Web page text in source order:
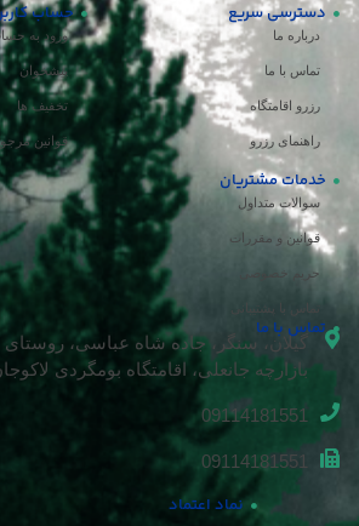
سریع
با ما
اقامتگاه
رزرو
حساب کاربری
ورود به حساب
پیشخوان
تخفیف ها
قوانین مرجوعی
مشتریان
متداول
و مقررات
خصوصی
با پشتیبانی
با ما
گیلان، سنگر، جاده شاه عباسی، روستای
بازارچه جانعلی، اقامتگاه بومگردی لاکوجان
09114181551
09114181551
نماد اعتماد